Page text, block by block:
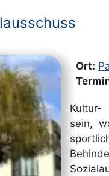
Ort:
Kultur-
sein,